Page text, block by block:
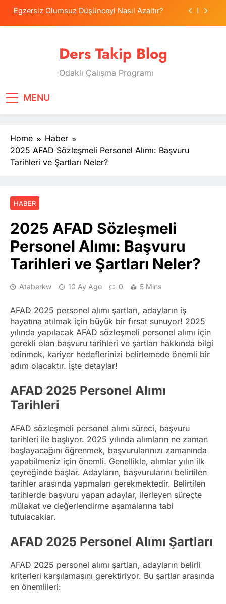
SkipEgzersiz Olumsuz Düşünceyi Nasıl Azaltır?
Tercih Stresinde Veliler Çocuğa Nasıl Destek
Tekrarlama Zorlantısı: Neden Geçmişi
Egzersiz Olumsuz Düşünceyi Nasıl Azaltır?
Psikolojide Sistematik Duyarsızlaştırma
Tercih Stresinde Veliler Çocuğa Nasıl Destek
Olur?
Ders Takip Blog
Odaklı Çalışma Programı
MENU
Home
Haber
2025 AFAD Sözleşmeli Personel Alımı: Başvuru
Tarihleri ve Şartları Neler?
HABER
2025 AFAD Sözleşmeli
Personel Alımı: Başvuru
Tarihleri ve Şartları Neler?
Ataberkw 10 Ay Ago 0 5 Mins
AFAD 2025 personel alımı şartları, adayların iş
hayatına atılmak için büyük bir fırsat sunuyor! 2025
yılında yapılacak AFAD sözleşmeli personel alımı için
gerekli olan başvuru tarihleri ve şartları hakkında bilgi
edinmek, kariyer hedeflerinizi belirlemede önemli bir
adım olacaktır. İşte detaylar!
AFAD 2025 Personel Alımı
Tarihleri
AFAD sözleşmeli personel alımı süreci, başvuru
tarihleri ile başlıyor. 2025 yılında alımların ne zaman
başlayacağını öğrenmek, başvurularınızı zamanında
yapabilmeniz için önemli. Genellikle, alımlar yılın ilk
çeyreğinde başlar. Adayların, başvurularını belirtilen
tarihler arasında yapmaları gerekmektedir. Belirtilen
tarihlerde başvuru yapan adaylar, ilerleyen süreçte
mülakat ve değerlendirme aşamalarına tabi
tutulacaklar.
AFAD 2025 Personel Alımı Şartları
AFAD 2025 personel alımı şartları, adayların belirli
kriterleri karşılamasını gerektiriyor. Bu şartlar arasında
en önemlileri: